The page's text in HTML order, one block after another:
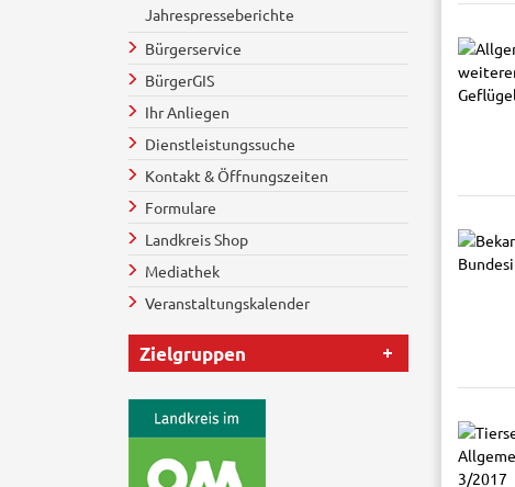
Jahrespresseberichte
Bürgerservice
BürgerGIS
Ihr Anliegen
Dienstleistungssuche
Kontakt & Öffnungszeiten
Formulare
Landkreis Shop
Mediathek
Veranstaltungskalender
Zielgruppen